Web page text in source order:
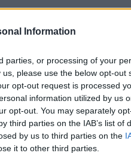
Information
parties, or processing of your
please use the below opt-out
opt-out request is processed
information utilized by us
opt-out. You may separately
third parties on the IAB’s list of
by us to third parties on the
it to other third parties.
permit this norm to be
despised, often condemned,
or (as sometimes